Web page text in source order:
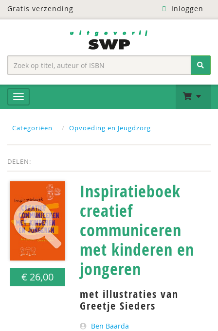
Gratis verzending Inloggen
Categoriëen Opvoeding en Jeugdzorg
DELEN:
€ 26,00
Inspiratieboek
creatief
communiceren
met kinderen en
jongeren
met illustraties van
Greetje Sieders
Ben Baarda